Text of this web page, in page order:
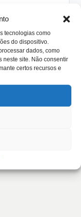
tecnologias como
do dispositivo.
dados, como
neste site. Não consentir
certos recursos e
Área do
atuam no
1, 4470-157 Cidade